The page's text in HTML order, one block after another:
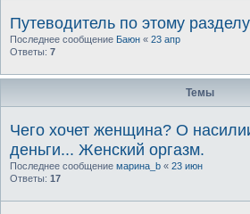
Путеводитель по этому
Последнее сообщение Баюн « 23 апр
Ответы: 7
Темы
Чего хочет женщина? О
деньги... Женский оргазм.
Последнее сообщение марина_b « 23 июн
Ответы: 17